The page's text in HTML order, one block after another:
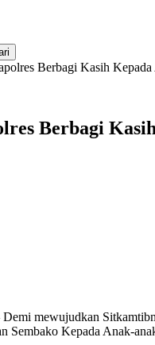
Berbagi Kasih
Berbagi
Demi mewujudkan
Sembako Kepada Anak-